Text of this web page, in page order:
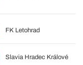
FK Letohrad
Slavia Hradec Králové